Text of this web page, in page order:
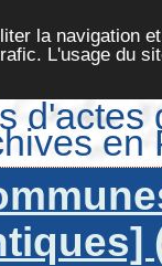
la navigation
L'usage du
d'actes
en